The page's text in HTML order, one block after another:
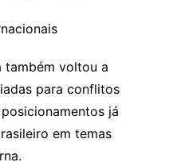
também voltou a
para conflitos
já
em temas